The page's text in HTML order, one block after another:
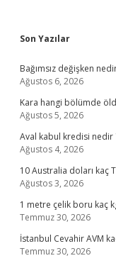
Sidebar
Son Yazılar
Bağımsız değişken
Ağustos 6, 2026
Kara hangi bölümde
Ağustos 5, 2026
Aval kabul kredisi nedir
Ağustos 4, 2026
10 Australia doları kaç
Ağustos 3, 2026
1 metre çelik boru kaç
Temmuz 30, 2026
İstanbul Cevahir AVM
Temmuz 30, 2026